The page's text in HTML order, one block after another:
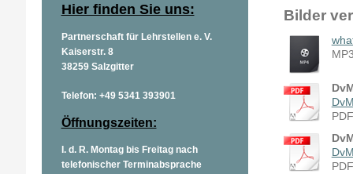
Bilder
Hier finden Sie uns:
Partnerschaft für Lehrstellen e. V.
Kaiserstr. 8
38259 Salzgitter
Telefon: +49 5341 393901
Öffnungszeiten:
I. d. R. Montag bis Freitag nach
telefonischer Terminabsprache